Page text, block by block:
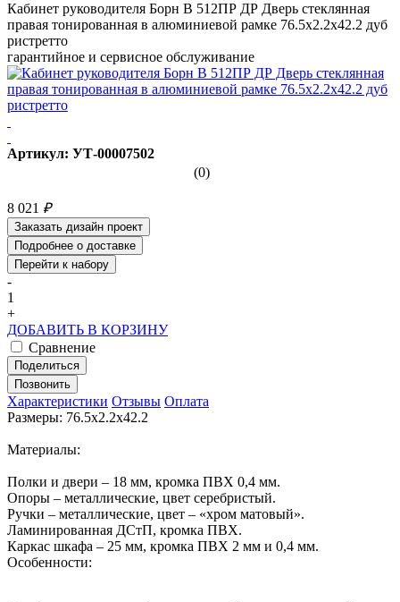
Кабинет руководителя Борн B 512ПР ДР Дверь стеклянная
правая тонированная в алюминиевой рамке 76.5х2.2х42.2 дуб
ристретто
гарантийное и сервисное обслуживание
Артикул: УТ-00007502
(0)
8 021 ₽
Заказать дизайн проект
Подробнее о доставке
Перейти к набору
-
1
+
ДОБАВИТЬ В КОРЗИНУ
Сравнение
Поделиться
Позвонить
Характеристики Отзывы Оплата
Размеры: 76.5х2.2х42.2
Материалы:
Полки и двери – 18 мм, кромка ПВХ 0,4 мм.
Опоры – металлические, цвет серебристый.
Ручки – металлические, цвет – «хром матовый».
Ламинированная ДСтП, кромка ПВХ.
Каркас шкафа – 25 мм, кромка ПВХ 2 мм и 0,4 мм.
Особенности: